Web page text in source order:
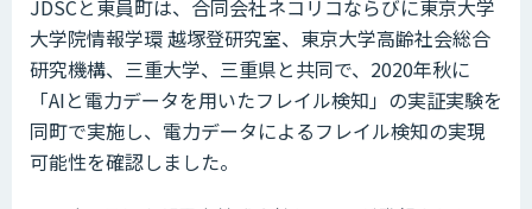
JDSCと東員町は、合同会社ネコリコならびに東京大学
大学院情報学環 越塚登研究室、東京大学高齢社会総合
研究機構、三重大学、三重県と共同で、2020年秋に
「AIと電力データを用いたフレイル検知」の実証実験を
同町で実施し、電力データによるフレイル検知の実現
可能性を確認しました。